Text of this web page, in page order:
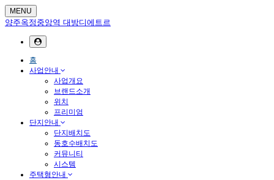
MENU
양주옥정중앙역 대방디에트르
홈
사업안내
사업개요
브랜드소개
위치
프리미엄
단지안내
단지배치도
동호수배치도
커뮤니티
시스템
주택형안내